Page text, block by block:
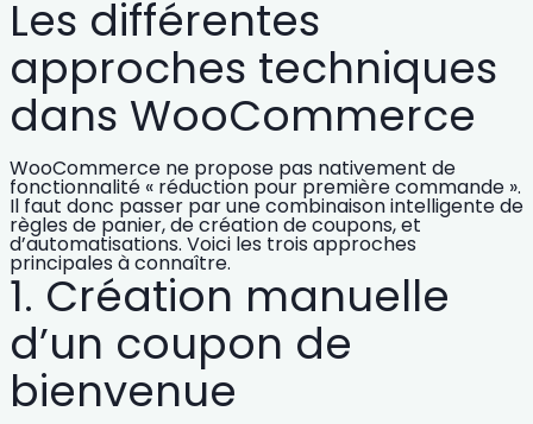
Les différentes
approches techniques
dans WooCommerce
WooCommerce ne propose pas nativement de
fonctionnalité « réduction pour première commande ».
Il faut donc passer par une combinaison intelligente de
règles de panier, de création de coupons, et
d’automatisations. Voici les trois approches
principales à connaître.
1. Création manuelle
d’un coupon de
bienvenue